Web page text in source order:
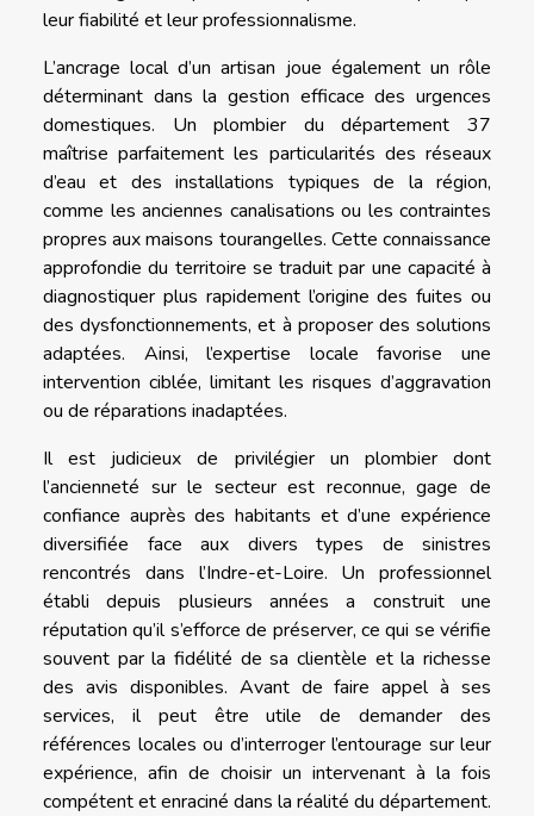
leur fiabilité et leur professionnalisme.
L’ancrage local d’un artisan joue également un rôle
déterminant dans la gestion efficace des urgences
domestiques. Un plombier du département 37
maîtrise parfaitement les particularités des réseaux
d’eau et des installations typiques de la région,
comme les anciennes canalisations ou les contraintes
propres aux maisons tourangelles. Cette connaissance
approfondie du territoire se traduit par une capacité à
diagnostiquer plus rapidement l’origine des fuites ou
des dysfonctionnements, et à proposer des solutions
adaptées. Ainsi, l’expertise locale favorise une
intervention ciblée, limitant les risques d’aggravation
ou de réparations inadaptées.
Il est judicieux de privilégier un plombier dont
l’ancienneté sur le secteur est reconnue, gage de
confiance auprès des habitants et d’une expérience
diversifiée face aux divers types de sinistres
rencontrés dans l’Indre-et-Loire. Un professionnel
établi depuis plusieurs années a construit une
réputation qu’il s’efforce de préserver, ce qui se vérifie
souvent par la fidélité de sa clientèle et la richesse
des avis disponibles. Avant de faire appel à ses
services, il peut être utile de demander des
références locales ou d’interroger l’entourage sur leur
expérience, afin de choisir un intervenant à la fois
compétent et enraciné dans la réalité du département.